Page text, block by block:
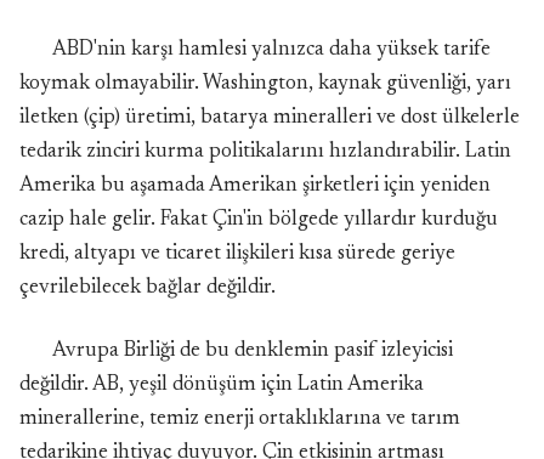
ABD'nin karşı hamlesi yalnızca daha yüksek tarife
koymak olmayabilir. Washington, kaynak güvenliği, yarı
iletken (çip) üretimi, batarya mineralleri ve dost ülkelerle
tedarik zinciri kurma politikalarını hızlandırabilir. Latin
Amerika bu aşamada Amerikan şirketleri için yeniden
cazip hale gelir. Fakat Çin'in bölgede yıllardır kurduğu
kredi, altyapı ve ticaret ilişkileri kısa sürede geriye
çevrilebilecek bağlar değildir.
Avrupa Birliği de bu denklemin pasif izleyicisi
değildir. AB, yeşil dönüşüm için Latin Amerika
minerallerine, temiz enerji ortaklıklarına ve tarım
tedarikine ihtiyaç duyuyor. Çin etkisinin artması